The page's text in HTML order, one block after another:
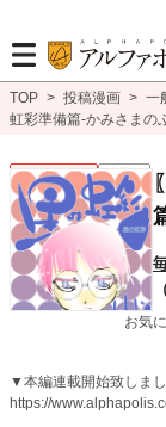
TOP > 投稿漫画 > 一
虹彩準備篇-かみさまの
一般女性向け 連載中
お気
▼本編連載開始致しま
https://